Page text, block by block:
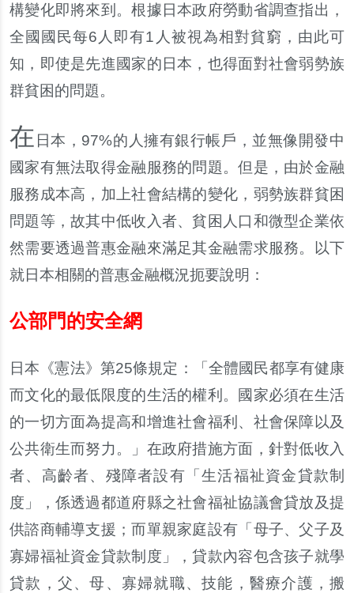
構變化即將來到 。根據日本政府勞動省調查指出 ，
全國國民每6 人即有1 人被視為相對貧窮 ， 由此可
知 ， 即使是先進國家的日本 ， 也得面對社會弱勢族
群貧困的問題。
在 日本 ， 97%的人擁有銀行帳戶 ， 並無像開發中
國家有無法取得金融服務的問題。但是 ， 由於金融
服務成本高 ， 加上社會結構的變化 ， 弱勢族群貧困
問題等 ，故其中低收入者、貧困人口和微型企業依
然需要透過普惠金融來滿足其金融需求服務。
以下
就日本相關的普惠金融概況扼要說明 ：
公部門的安全網
日本 《憲法》 第25條規定 ：「 全體國民都享有健康
而文化的最低限度的生活的權利 。
國家必須在生活
的一切方面為提高和增進社會福利 、 社會保障以及
公共衛生而努力 。」 在政府措施方面 ， 針對低收入
者、 高齡者、 殘障者設有 「 生活福祉資金貸款制
度 」， 係透過都道府縣之社會福祉協議會貸放及提
供諮商輔導支援 ； 而單親家庭設有 「 母子、父子及
寡婦福祉資金貸款制度 」，貸款內容包含孩子就學
貸款 ， 父、母、 寡婦就職、 技能 ， 醫療介護 ， 搬